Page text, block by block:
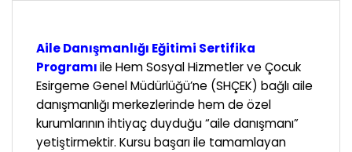
Aile Danışmanlığı Eğitimi Sertifika
Programıile Hem Sosyal Hizmetler ve Çocuk
Esirgeme Genel Müdürlüğü’ne (SHÇEK) bağlı aile
danışmanlığı merkezlerinde hem de özel
kurumlarının ihtiyaç duyduğu “aile danışmanı”
yetiştirmektir. Kursu başarı ile tamamlayan